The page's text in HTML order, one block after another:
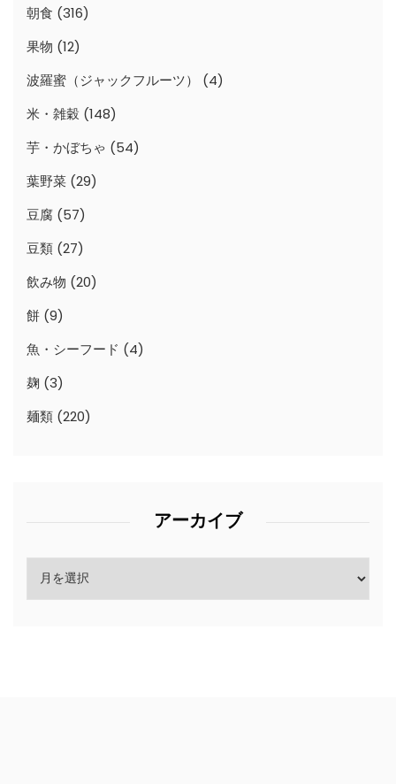
朝食 (316)
果物 (12)
波羅蜜（ジャックフルーツ）
(4)
米・雑穀 (148)
芋・かぼちゃ (54)
葉野菜 (29)
豆腐 (57)
豆類 (27)
飲み物 (20)
餅 (9)
魚・シーフード (4)
麹 (3)
麺類 (220)
アーカイブ